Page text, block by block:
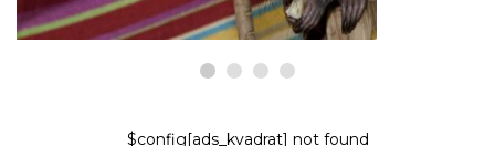
$config[ads_kvadrat] not found